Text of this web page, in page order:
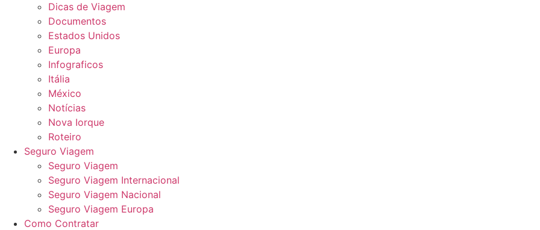
Dicas de Viagem
Documentos
Estados Unidos
Europa
Infograficos
Itália
México
Notícias
Nova Iorque
Roteiro
Seguro Viagem
Seguro Viagem
Seguro Viagem Internacional
Seguro Viagem Nacional
Seguro Viagem Europa
Como Contratar